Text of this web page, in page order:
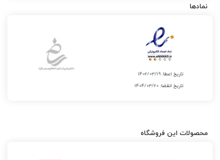
نمادها
تاریخ اعطا:1402/03/19
تاریخ انقضا:1404/03/20
محصولات این فروشگاه